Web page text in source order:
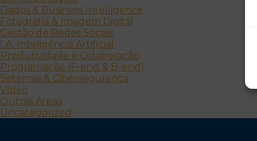
Dados & Business Intelligence
Fotografia & Imagem Digital
Gestão de Redes Sociais
I.A. Inteligência Artificial
Produtividade e Colaboração
Programação (F-end & B-end)
Sistemas & Cibersegurança
Vídeo
Outras Áreas
Uncategorized